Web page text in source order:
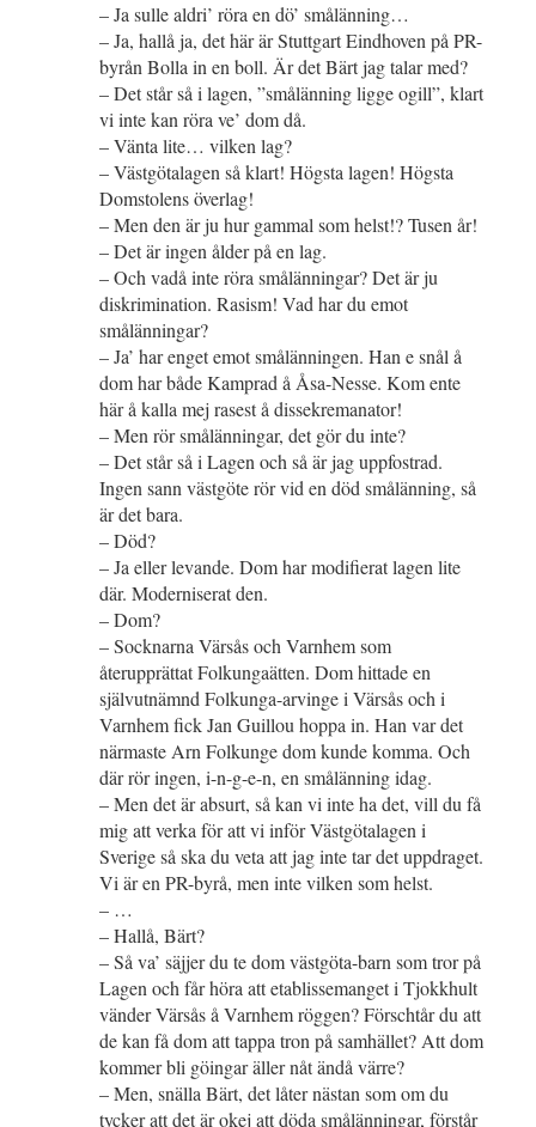
– Ja sulle aldri’ röra en dö’ smålänning…
– Ja, hallå ja, det här är Stuttgart Eindhoven på PR-
byrån Bolla in en boll. Är det Bärt jag talar med?
– Det står så i lagen, ”smålänning ligge ogill”, klart
vi inte kan röra ve’ dom då.
– Vänta lite… vilken lag?
– Västgötalagen så klart! Högsta lagen! Högsta
Domstolens överlag!
– Men den är ju hur gammal som helst!? Tusen år!
– Det är ingen ålder på en lag.
– Och vadå inte röra smålänningar? Det är ju
diskrimination. Rasism! Vad har du emot
smålänningar?
– Ja’ har enget emot smålänningen. Han e snål å
dom har både Kamprad å Åsa-Nesse. Kom ente
här å kalla mej rasest å dissekremanator!
– Men rör smålänningar, det gör du inte?
– Det står så i Lagen och så är jag uppfostrad.
Ingen sann västgöte rör vid en död smålänning, så
är det bara.
– Död?
– Ja eller levande. Dom har modifierat lagen lite
där. Moderniserat den.
– Dom?
– Socknarna Värsås och Varnhem som
återupprättat Folkungaätten. Dom hittade en
självutnämnd Folkunga-arvinge i Värsås och i
Varnhem fick Jan Guillou hoppa in. Han var det
närmaste Arn Folkunge dom kunde komma. Och
där rör ingen, i-n-g-e-n, en smålänning idag.
– Men det är absurt, så kan vi inte ha det, vill du få
mig att verka för att vi inför Västgötalagen i
Sverige så ska du veta att jag inte tar det uppdraget.
Vi är en PR-byrå, men inte vilken som helst.
– …
– Hallå, Bärt?
– Så va’ säjjer du te dom västgöta-barn som tror på
Lagen och får höra att etablissemanget i Tjokkhult
vänder Värsås å Varnhem röggen? Förschtår du att
de kan få dom att tappa tron på samhället? Att dom
kommer bli göingar äller nåt ändå värre?
– Men, snälla Bärt, det låter nästan som om du
tycker att det är okej att döda smålänningar, förstår